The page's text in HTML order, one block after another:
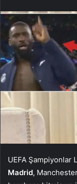
UEFA Şampiyonlar
Madrid,